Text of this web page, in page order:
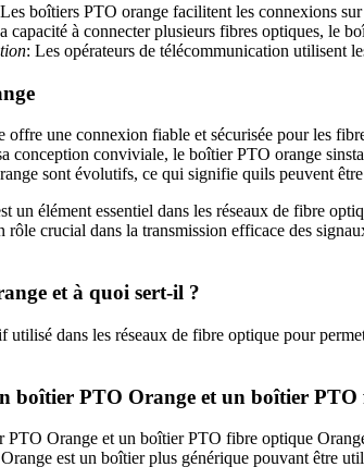
boîtiers PTO orange facilitent les connexions
capacité à connecter plusieurs fibres optiques, le
: Les opérateurs de télécommunication utilisent
une connexion fiable et sécurisée pour les
conception conviviale, le boîtier PTO orange
sont évolutifs, ce qui signifie quils peuvent
un élément essentiel dans les réseaux de fibre
crucial dans la transmission efficace des
et à quoi sert-il ?
dans les réseaux de fibre optique pour
boîtier PTO Orange et un boîtier
Orange et un boîtier PTO fibre optique
est un boîtier plus générique pouvant être